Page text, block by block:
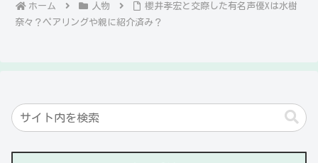
ホーム 人物
櫻井孝宏と交際した有名声優Xは水樹
奈々？ペアリングや親に紹介済み？